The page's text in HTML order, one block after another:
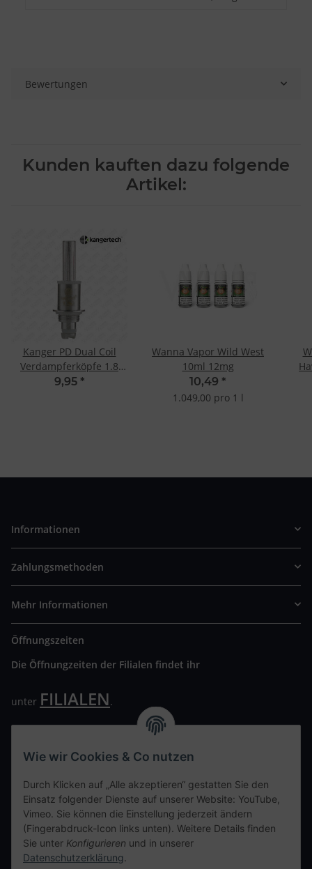
Bewertungen
Kunden kauften dazu folgende
Artikel:
Kanger PD Dual Coil
Verdampferköpfe 1.8
Ohm (5 Stk.)
9,95 *
Wanna Vapor Wild West
10ml 12mg
10,49 *
1.049,00 pro 1 l
Informationen
Zahlungsmethoden
Mehr Informationen
Öffnungszeiten
Die Öffnungzeiten der Filialen findet ihr
unter FILIALEN.
Wir freuen uns auf Euren Besuch. Bitte beachtet die
Kontaktdaten
tweet
teilen
Wie wir Cookies & Co nutzen
Durch Klicken auf „Alle akzeptieren“ gestatten Sie den
Einsatz folgender Dienste auf unserer Website: YouTube,
Vimeo. Sie können die Einstellung jederzeit ändern
(Fingerabdruck-Icon links unten). Weitere Details finden
Sie unter Konfigurieren und in unserer
Datenschutzerklärung.